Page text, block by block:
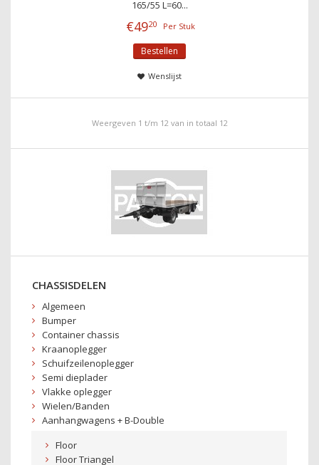
165/55 L=60...
€4920 Per Stuk
Bestellen
Wenslijst
Weergeven 1 t/m 12 van in totaal 12
CHASSISDELEN
Algemeen
Bumper
Container chassis
Kraanoplegger
Schuifzeilenoplegger
Semi dieplader
Vlakke oplegger
Wielen/Banden
Aanhangwagens + B-Double
Floor
Floor Triangel